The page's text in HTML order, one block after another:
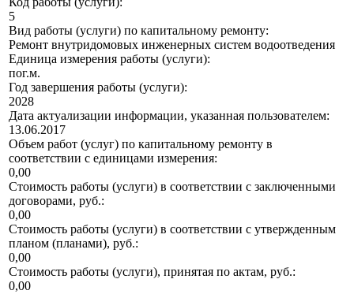
5
Вид работы (услуги) по капитальному ремонту:
Ремонт внутридомовых инженерных систем водоотведения
Единица измерения работы (услуги):
пог.м.
Год завершения работы (услуги):
2028
Дата актуализации информации, указанная пользователем:
13.06.2017
Объем работ (услуг) по капитальному ремонту в
соответствии с единицами измерения:
0,00
Стоимость работы (услуги) в соответствии с заключенными
договорами, руб.:
0,00
Стоимость работы (услуги) в соответствии с утвержденным
планом (планами), руб.:
0,00
Стоимость работы (услуги), принятая по актам, руб.:
0,00